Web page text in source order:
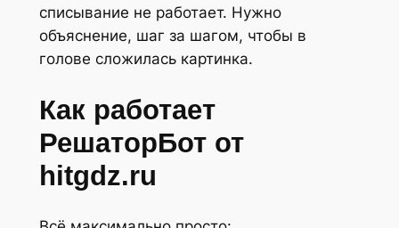
списывание не работает. Нужно
объяснение, шаг за шагом, чтобы в
голове сложилась картинка.
Как работает
РешаторБот от
hitgdz.ru